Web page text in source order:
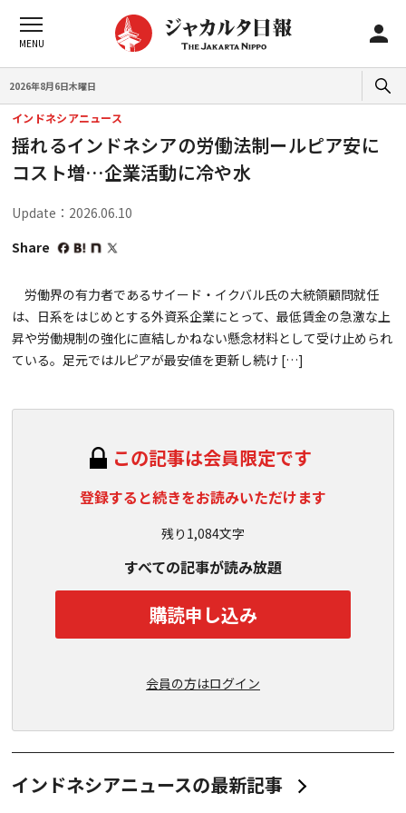
2026年8月6日木曜日
インドネシアニュース
揺れるインドネシアの労働法制ールピア安に
コスト増…企業活動に冷や水
Update：2026.06.10
Share
労働界の有力者であるサイード・イクバル氏の大統領顧問就任
は、日系をはじめとする外資系企業にとって、最低賃金の急激な上
昇や労働規制の強化に直結しかねない懸念材料として受け止められ
ている。足元ではルピアが最安値を更新し続け […]
この記事は会員限定です
登録すると続きをお読みいただけます
残り1,084文字
すべての記事が読み放題
購読申し込み
会員の方はログイン
インドネシアニュースの最新記事